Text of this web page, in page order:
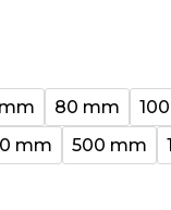
80 mm
mm
500 mm